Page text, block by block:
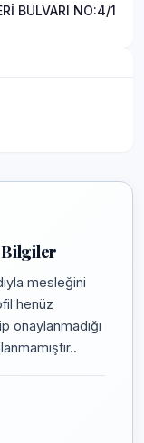
BULVARI NO:4/1
Bilgiler
mesleğini
henüz
onaylanmadığı